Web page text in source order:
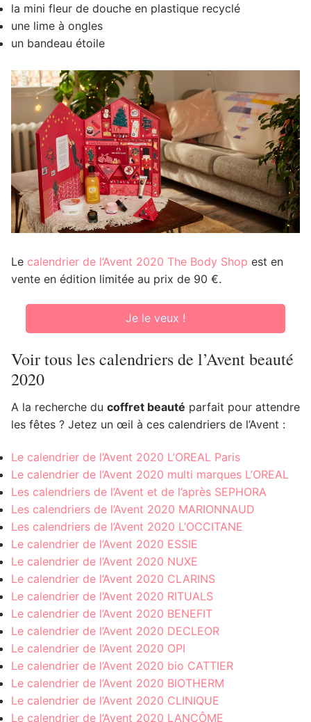
la mini fleur de douche en plastique recyclé
une lime à ongles
un bandeau étoile
Le calendrier de l’Avent 2020 The Body Shop est en
vente en édition limitée au prix de 90 €.
Je le veux !
Voir tous les calendriers de l’Avent beauté
2020
A la recherche du coffret beauté parfait pour attendre
les fêtes ? Jetez un œil à ces calendriers de l’Avent :
Le calendrier de l’Avent 2020 L’OREAL Paris
Le calendrier de l’Avent 2020 multi marques L’OREAL
Les calendriers de l’Avent et de l’après SEPHORA
Les calendriers de l’Avent 2020 MARIONNAUD
Les calendriers de l’Avent 2020 L’OCCITANE
Le calendrier de l’Avent 2020 ESSIE
Le calendrier de l’Avent 2020 NUXE
Le calendrier de l’Avent 2020 CLARINS
Le calendrier de l’Avent 2020 RITUALS
Le calendrier de l’Avent 2020 BENEFIT
Le calendrier de l’Avent 2020 DECLEOR
Le calendrier de l’Avent 2020 OPI
Le calendrier de l’Avent 2020 bio CATTIER
Le calendrier de l’Avent 2020 BIOTHERM
Le calendrier de l’Avent 2020 CLINIQUE
Le calendrier de l’Avent 2020 LANCÔME